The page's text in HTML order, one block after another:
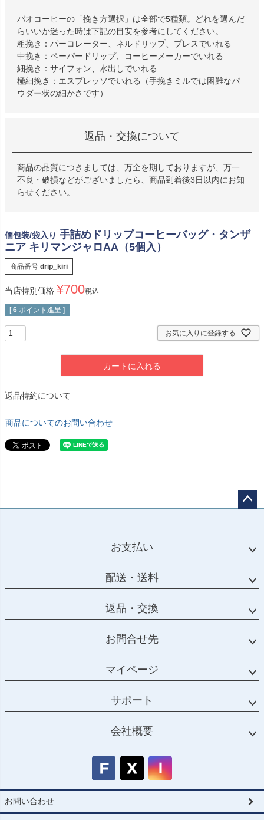
パオコーヒーの「挽き方選択」は全部で5種類。どれを選んだ
らいいか迷った時は下記の目安を参考にしてください。
粗挽き：パーコレーター、ネルドリップ、プレスでいれる
中挽き：ペーパードリップ、コーヒーメーカーでいれる
細挽き：サイフォン、水出しでいれる
極細挽き：エスプレッソでいれる（手挽きミルでは困難なパ
ウダー状の細かさです）
返品・交換について
商品の品質につきましては、万全を期しておりますが、万一
不良・破損などがございましたら、商品到着後3日以内にお知
らせください。
個包装/袋入り 手詰めドリップコーヒーバッグ・タンザ
ニア キリマンジャロAA（5個入）
商品番号 drip_kiri
当店特別価格 ¥700税込
[ 6 ポイント進呈 ]
お気に入りに登録する
カートに入れる
返品特約について
商品についてのお問い合わせ
お支払い
配送・送料
返品・交換
お問合せ先
マイページ
サポート
会社概要
お問い合わせ